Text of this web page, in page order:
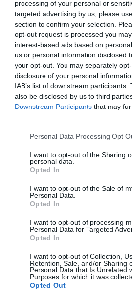
processing of your personal or
targeted advertising by us, please
section to confirm your selection.
opt-out request is processed you
interest-based ads based on
us or personal information disclosed
your opt-out. You may separately
disclosure of your personal
IAB’s list of downstream
also be disclosed by us to third
Downstream Participants that may
Please note that this website/app
not limited to your visit or usage
grant or deny consent to Google and
use your data for below specified
consent section.
Personal Data Processing Opt
I want to opt-out of the Sharing
personal data.
Opted In
I want to opt-out of the Sale of
Personal Data.
Opted In
I want to opt-out of processing
Personal Data for Targeted
Opted In
I want to opt-out of Collection,
Retention, Sale, and/or Sharing
Personal Data that Is Unrelated
Purposes for which it was
Opted Out
cele mai bune materiale din
Sherry, Drapers, Cerruti sau
Canonico.
Clientii stiu
vor?
Exista clienti care stiu
chiar daca uneori trebuie sa-i
optiuni mai bune decat cele cu
dar si clienti care isi formeaza
ce vorbesc cu noi. In ambele
le oferim diverse idei care se
pe dorintele si asteptarile lor,
timp si stilul Gentlemen's
Cat de important este
rolul consilierului de vanzari?
Rolul consilierului de
important. In primul rand el
care au ales o alta optiune din
dar ulterior s-au intors si au
corect si elegant de a face